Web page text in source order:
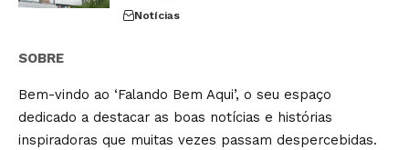
Notícias
SOBRE
Bem-vindo ao ‘Falando Bem Aqui’, o seu espaço
dedicado a destacar as boas notícias e histórias
inspiradoras que muitas vezes passam despercebidas.